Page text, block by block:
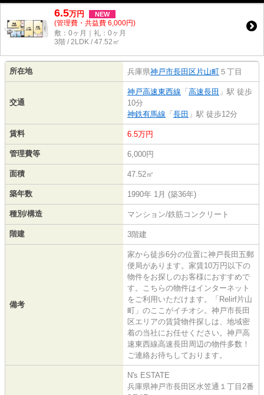
6.5万円 NEW
(管理費・共益費 6,000円)
敷：0ヶ月｜礼：0ヶ月
3階 / 2LDK / 47.52㎡
所在地 兵庫県神戸市長田区片山町 ５丁目
交通
神戸高速東西線 「 高速長田 」駅 徒歩
10分
神鉄有馬線 「 長田 」駅 徒歩12分
賃料 6.5万円
管理費等 6,000円
面積 47.52㎡
築年数 1990年 1月 (築36年)
種別/構造 マンション/鉄筋コンクリート
階建 3階建
備考
家から徒歩6分の位置に神戸長田五郵
便局があります。家賃10万円以下の
物件をお探しのお客様におすすめで
す。こちらの物件はインターネット
をご利用いただけます。「Relirf片山
町」のここがイチオシ。神戸市長田
区エリアの賃貸物件探しは、地域密
着の当社にお任せください。神戸高
速東西線高速長田周辺の物件多数！
ご連絡お待ちしております。
N's ESTATE
兵庫県神戸市長田区水笠通１丁目2番